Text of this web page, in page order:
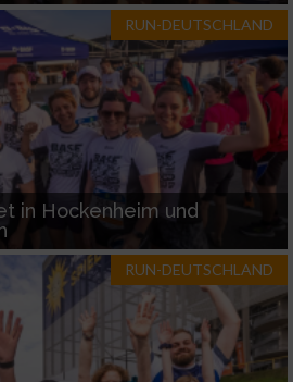
RUN-DEUTSCHLAND
in Hockenheim und
RUN-DEUTSCHLAND